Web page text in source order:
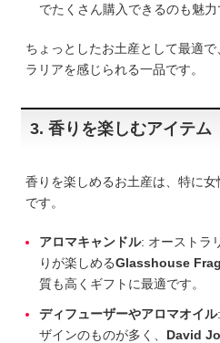
でたくさん購入できるのも魅力
ちょっとしたお土産として最適
ラリアを感じられる一品です。
3. 香りを楽しむアイテム
香りを楽しめるお土産は、特に
です。
アロマキャンドル: オーストラ
りが楽しめるGlasshouse
質も高くギフトに最適です。
ディフューザーやアロマオイル
ザインのものが多く、 David